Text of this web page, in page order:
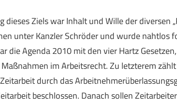
dieses Ziels war Inhalt und Wille der diversen
unter Kanzler Schröder und wurde nahtlos
die Agenda 2010 mit den vier Hartz
im Arbeitsrecht. Zu letzterem
durch das
beschlossen. Danach sollen